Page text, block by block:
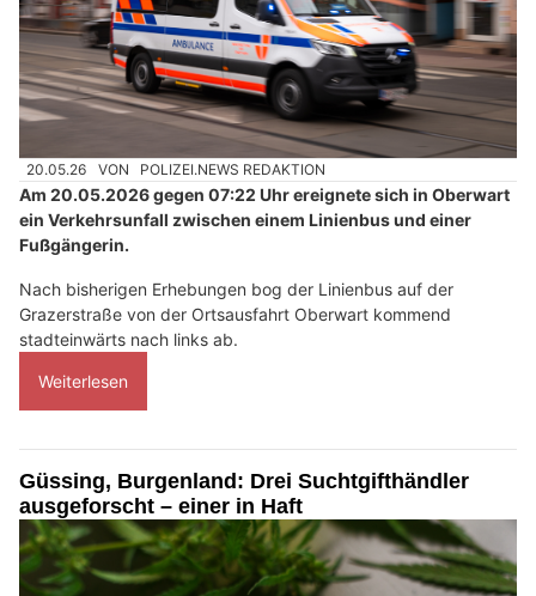
20.05.26 VON POLIZEI.NEWS REDAKTION
Am 20.05.2026 gegen 07:22 Uhr ereignete sich in Oberwart
ein Verkehrsunfall zwischen einem Linienbus und einer
Fußgängerin.
Nach bisherigen Erhebungen bog der Linienbus auf der
Grazerstraße von der Ortsausfahrt Oberwart kommend
stadteinwärts nach links ab.
Weiterlesen
Güssing, Burgenland: Drei Suchtgifthändler
ausgeforscht – einer in Haft